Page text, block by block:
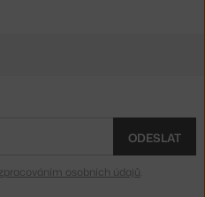
ODESLAT
zpracováním osobních údajů